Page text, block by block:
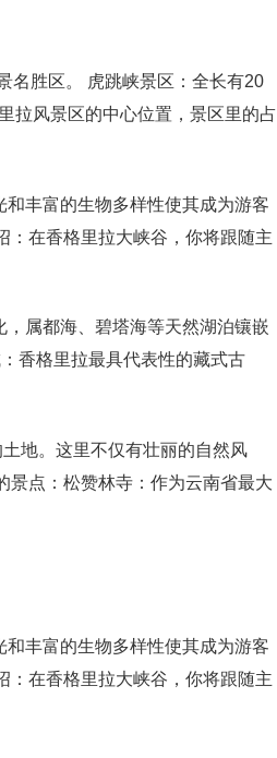
名胜区。 虎跳峡景区：全长有20
拉风景区的中心位置，景区里的占
丰富的生物多样性使其成为游客
：在香格里拉大峡谷，你将跟随主
属都海、碧塔海等天然湖泊镶嵌
香格里拉最具代表性的藏式古
地。这里不仅有壮丽的自然风
景点：松赞林寺：作为云南省最大
丰富的生物多样性使其成为游客
：在香格里拉大峡谷，你将跟随主